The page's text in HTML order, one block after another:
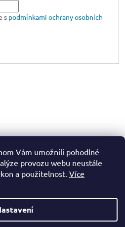
Vám umožnili pohodlné
provozu webu neustále
a použitelnost. Více
s podmínkami ochrany osobních
Shoptet